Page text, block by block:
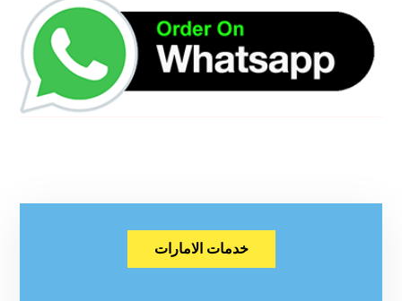
خدمات الامارات